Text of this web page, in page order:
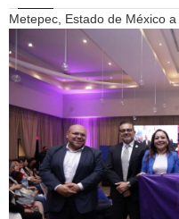
Metepec, Estado de México